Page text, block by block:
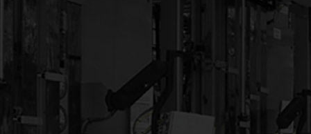
喷雾干燥机试验中心